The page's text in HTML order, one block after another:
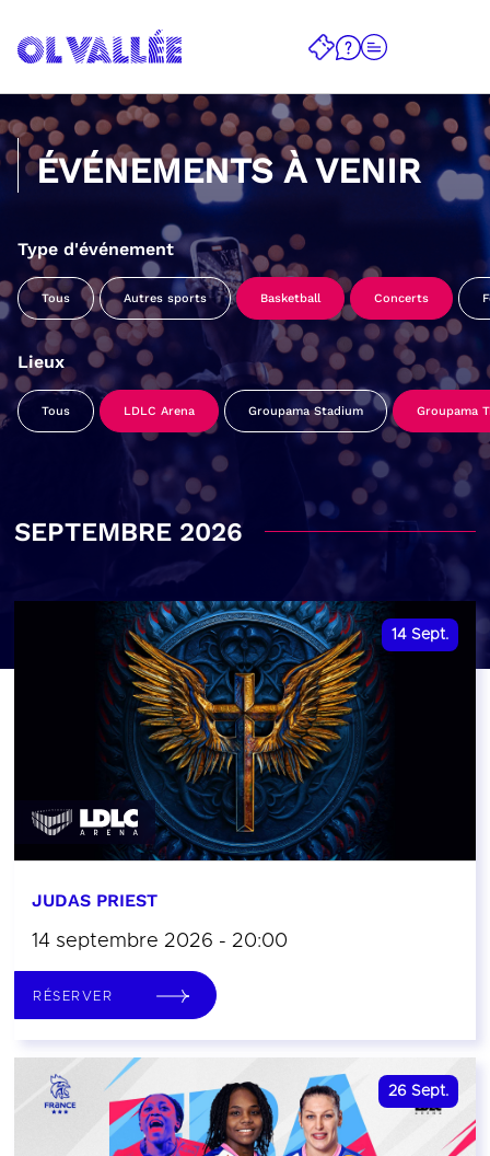
ÉVÉNEMENTS À VENIR
Type d'événement
Tous Autres sports Basketball Concerts
Lieux
Tous LDLC Arena Groupama Stadium Groupama
SEPTEMBRE 2026
14 Sept.
JUDAS PRIEST
14 septembre 2026 - 20:00
RÉSERVER
26 Sept.